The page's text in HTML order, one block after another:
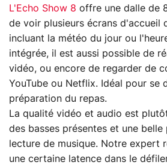
L'Echo Show 8 offre une dalle de
de voir plusieurs écrans d'accueil
incluant la météo du jour ou
intégrée, il est aussi possible de
vidéo, ou encore de regarder de
YouTube ou Netflix. Idéal pour se
préparation du repas.
La qualité vidéo et audio est
des basses présentes et une belle
lecture de musique. Notre expert
une certaine latence dans le